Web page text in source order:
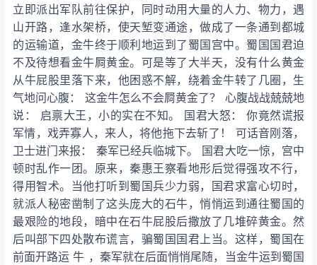
立即派出军队前往保护，同时动用大量的人力、物力，遇
山开路，逢水架桥，使天堑变通途，做成了一条通到都城
的运输道，金牛终于顺利地运到了蜀国宫中。蜀国国君迫
不及待想看金牛屙黄金。可是等了大半天，没有什么黄金
从牛屁股里落下来，他困惑不解，绕着金牛转了几圈，生
气地问心腹： 这金牛怎么不会屙黄金了？ 心腹战战兢兢地
说： 启禀大王，小的实在不知。 国君大怒： 你竟然谎报
军情，戏弄寡人，来人，将他拖下去斩了！ 可话音刚落，
卫士进门来报： 秦军已经兵临城下。 国君大吃一惊，宫中
顿时乱作一团。原来，秦惠王察看地形后觉得强攻不行，
得用智术。当他打听到蜀国兵少力弱，国君求富心切时，
就派人秘密凿制了这头庞大的石牛，悄悄运到通往蜀国的
最艰险的地段，暗中在石牛屁股后撒放了几堆碎黄金。然
后叫部下四处散布谎言，骗蜀国国君上当。这样，蜀国在
前面开路运 牛 ，秦军就在后面悄悄尾随，当金牛运到蜀国